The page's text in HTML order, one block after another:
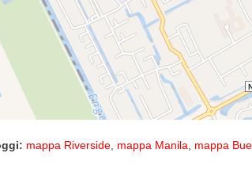
mappa Riverside mappa Manila mappa